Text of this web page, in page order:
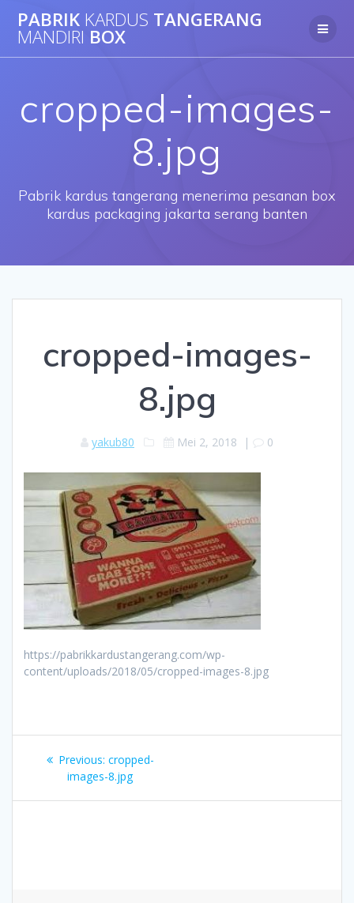
to
PABRIK KARDUS TANGERANG
MANDIRI BOX
cropped-images-
8.jpg
Pabrik kardus tangerang menerima pesanan box
kardus packaging jakarta serang banten
cropped-images-
8.jpg
yakub80 Mei 2, 2018 | 0
https://pabrikkardustangerang.com/wp-
content/uploads/2018/05/cropped-images-8.jpg
Navigasi
Previous: Previous
post:
cropped-
images-8.jpg